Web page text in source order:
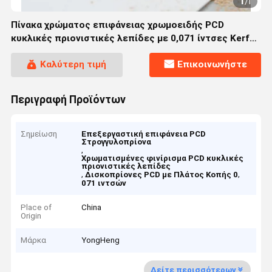
Πίνακα χρώματος επιφάνειας χρωμοειδής PCD
κυκλικές πριονιστικές λεπίδες με 0,071 ίντσες Kerf
για τις μηχανές μεγέθους των πάνελ
Καλύτερη τιμή
Επικοινωνήστε
Περιγραφή Προϊόντων
Σημείωση
Επεξεργαστική επιφάνεια PCD
Στρογγυλοπρίονα
,
Χρωματισμένες φινίρισμα PCD κυκλικές
πριονιστικές λεπίδες
,Δισκοπρίονες PCD με Πλάτος Κοπής 0,
071 ιντσών
Place of
Origin
China
Μάρκα YongHeng
Δείτε περισσότερων